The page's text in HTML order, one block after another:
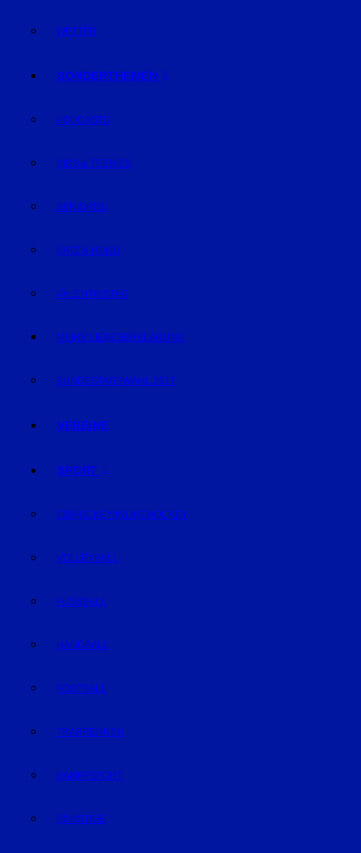
WETTER
SONDERTHEMEN
PODCASTS
KIDS & TEENIES
SENIOREN
KATZ & HUND
VALENTINSTAG
MEINE LIEBESERKLÄRUNG
BUNDESTAGSWAHL 2017
VEREINE
SPORT
EISHOCKEY/INLINEHOCKEY
VOLLEYBALL
FUSSBALL
HANDBALL
FOOTBALL
TRABRENNEN
KAMPFSPORT
SONSTIGE